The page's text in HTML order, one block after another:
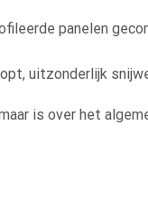
panelen
uitzonderlijk
is over het